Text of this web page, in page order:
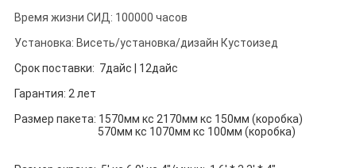
Время жизни СИД: 100000 часов
Установка: Висеть/установка/дизайн Кустоизед
Срок поставки: 7дайс | 12дайс
Гарантия: 2 лет
Размер пакета: 1570мм кс 2170мм кс 150мм (коробка)
570мм кс 1070мм кс 100мм (коробка)